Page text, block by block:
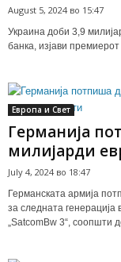
August 5, 2024 во 15:47
Украина доби 3,9
банка, изјави
Европа и Свет
Германија
милијарди
July 4, 2024 во 18:47
Германската армија
за следната генерација
„SatcomBw 3“, соопшти